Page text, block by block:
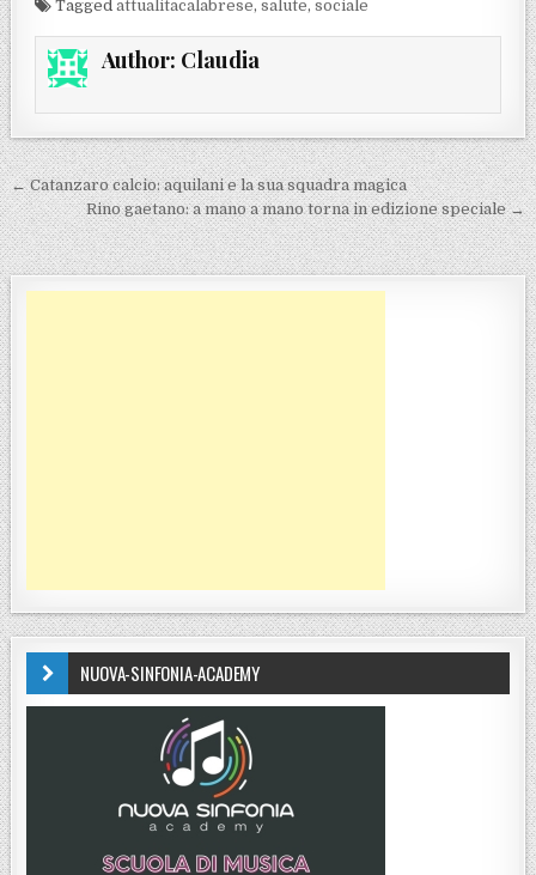
Taggedattualitacalabrese,salute,sociale
Author: Claudia
Navigazione articoli
← Catanzaro calcio: aquilani e la sua squadra magica
Rino gaetano: a mano a mano torna in edizione speciale →
NUOVA-SINFONIA-ACADEMY